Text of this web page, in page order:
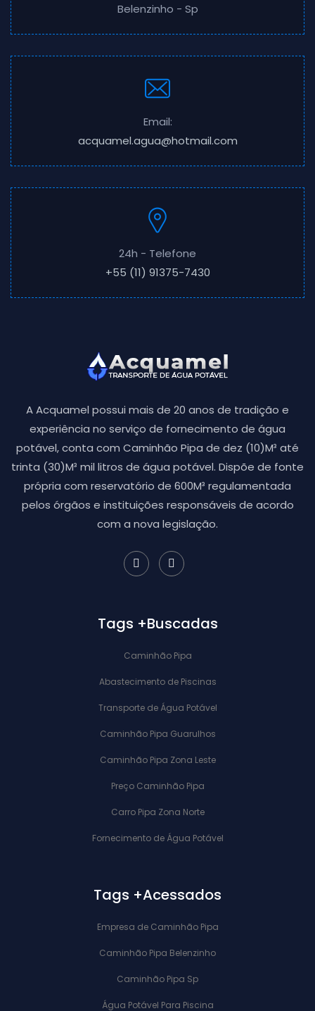
Belenzinho - Sp
Email:
acquamel.agua@hotmail.com
24h - Telefone
+55 (11) 91375-7430
A Acquamel possui mais de 20 anos de tradição e
experiência no serviço de fornecimento de água
potável, conta com Caminhão Pipa de dez (10)M³ até
trinta (30)M³ mil litros de água potável. Dispõe de fonte
própria com reservatório de 600M³ regulamentada
pelos órgãos e instituições responsáveis de acordo
com a nova legislação.
Tags +Buscadas
Caminhão Pipa
Abastecimento de Piscinas
Transporte de Água Potável
Caminhão Pipa Guarulhos
Caminhão Pipa Zona Leste
Preço Caminhão Pipa
Carro Pipa Zona Norte
Fornecimento de Água Potável
Tags +Acessados
Empresa de Caminhão Pipa
Caminhão Pipa Belenzinho
Caminhão Pipa Sp
Água Potável Para Piscina